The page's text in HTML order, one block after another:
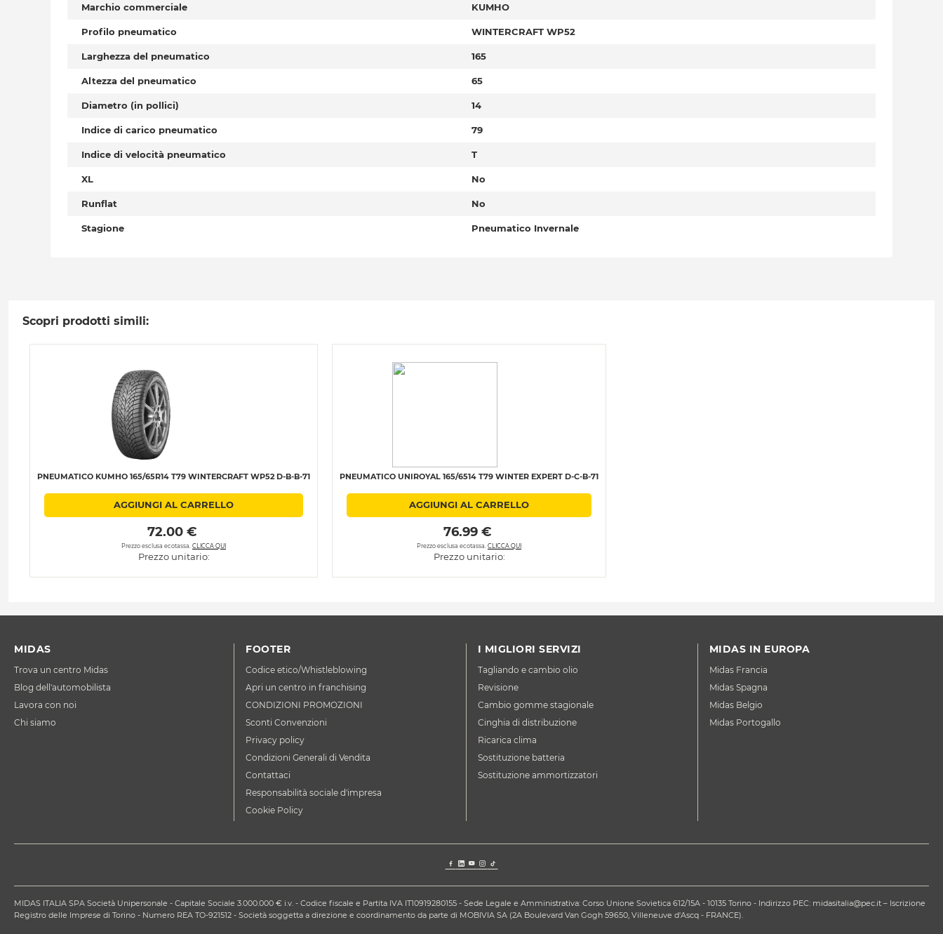
Marchio commerciale KUMHO
Profilo pneumatico WINTERCRAFT WP52
Larghezza del pneumatico 165
Altezza del pneumatico 65
Diametro (in pollici) 14
Indice di carico pneumatico 79
Indice di velocità pneumatico T
XL No
Runflat No
Stagione Pneumatico Invernale
Scopri prodotti simili:
PNEUMATICO KUMHO 165/65R14 T79 WINTERCRAFT WP52 D-B-B-71
AGGIUNGI AL CARRELLO
72.00 €
Prezzo esclusa ecotassa. CLICCA QUI
Prezzo unitario:
PNEUMATICO UNIROYAL 165/6514 T79 WINTER EXPERT D-C-B-71
AGGIUNGI AL CARRELLO
76.99 €
Prezzo esclusa ecotassa. CLICCA QUI
Prezzo unitario:
MIDAS
Trova un centro Midas
Blog dell'automobilista
Lavora con noi
Chi siamo
FOOTER
Codice etico/Whistleblowing
Apri un centro in franchising
CONDIZIONI PROMOZIONI
Sconti Convenzioni
Privacy policy
Condizioni Generali di Vendita
Contattaci
Responsabilità sociale d'impresa
Cookie Policy
I MIGLIORI SERVIZI
Tagliando e cambio olio
Revisione
Cambio gomme stagionale
Cinghia di distribuzione
Ricarica clima
Sostituzione batteria
Sostituzione ammortizzatori
MIDAS IN EUROPA
Midas Francia
Midas Spagna
Midas Belgio
Midas Portogallo
MIDAS ITALIA SPA Società Unipersonale - Capitale Sociale 3.000.000 € i.v. - Codice fiscale e Partita IVA IT10919280155 - Sede Legale e Amministrativa: Corso Unione Sovietica 612/15A - 10135 Torino - Indirizzo PEC: midasitalia@pec.it – Iscrizione
Registro delle Imprese di Torino - Numero REA TO-921512 - Società soggetta a direzione e coordinamento da parte di MOBIVIA SA (2A Boulevard Van Gogh 59650, Villeneuve d'Ascq - FRANCE).